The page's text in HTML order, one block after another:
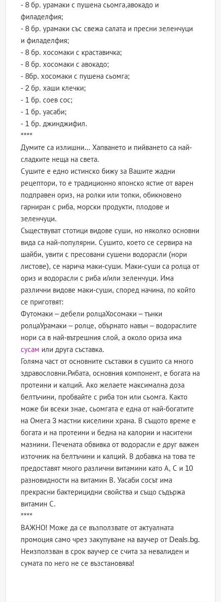
- 8 бр. урамаки с пушена сьомга,авокадо и
филаделфия;
- 8 бр. урамаки със свежа салата и пресни зеленчуци
и филаделфия;
- 8 бр. хосомаки с краставичка;
- 8 бр. хосомаки с авокадо;
- 8бр. хосомаки с пушена сьомга;
- 2 бр. хаши клечки;
- 1 бр. соев сос;
- 1 бр. уасаби;
- 1 бр. джинджифил.
****
Думите са излишни... Хапването и пийването са най-
сладките неща на света.
Сушите е едно истинско бижу за Вашите жадни
рецептори, то е традиционно японско ястие от варен
подправен ориз, на ролки или топки, обикновено
гарниран с риба, морски продукти, плодове и
зеленчуци.
Съществуват стотици видове суши, но няколко основни
вида са най-популярни. Сушито, което се сервира на
шайби, увити с пресовани сушени водорасли (нори
листове), се нарича маки-суши. Маки-суши са ролца от
ориз и водорасли с риба и/или зеленчуци. Има
различни видове маки-суши, според начина, по който
се приготвят:
Футомаки – дебели ролцаХосомаки – тънки
ролцаУрамаки – ролце, обърнато навън – водораслите
нори са в най-вътрешния слой, а около ориза има
сусам или друга съставка.
Голяма част от основните съставки в сушито са много
здравословни.Рибата, основния компонент, е богата на
протеини и калций. Ако желаете максимална доза
белтъчини, пробвайте с риба тон или сьомга. Както
може би всеки знае, сьомгата е една от най-богатите
на Омега 3 мастни киселини храна. В същото време е
богата и на протеини и бедна на калории и наситени
мазнини. Печената обвивка от водорасли е друг важен
източник на белтъчини и калций. В добавка на това те
предоставят много различни витамини като А, С и 10
разновидности на витамин В. Уасаби сосът има
прекрасни бактерицидни свойства и също съдържа
витамин С.
****
ВАЖНО! Може да се възползвате от актуалната
промоция само чрез закупуване на ваучер от Deals.bg.
Неизползван в срок ваучер се счита за невалиден и
сумата по него не се възстановява!